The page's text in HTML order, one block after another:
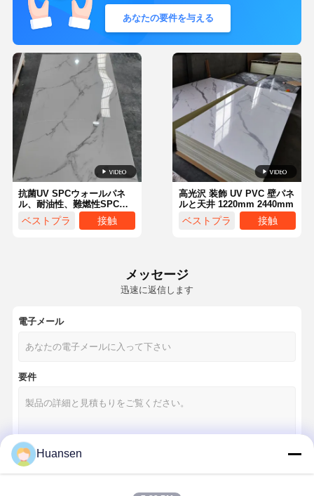
ホーム
あなたの要件を与える
高光沢 装飾 UV PVC 壁パネ
ルと天井 1220mm 2440mm
ベストプラ
接触
抗菌UV SPCウォールパネ
ル、耐油性、難燃性SPCウ
ォールクラッド
ベストプラ
接触
メッセージ
迅速に返信します
電子メール
要件
Huansen